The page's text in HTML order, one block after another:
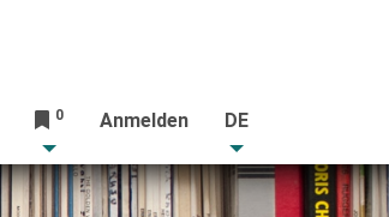
0 Anmelden DE